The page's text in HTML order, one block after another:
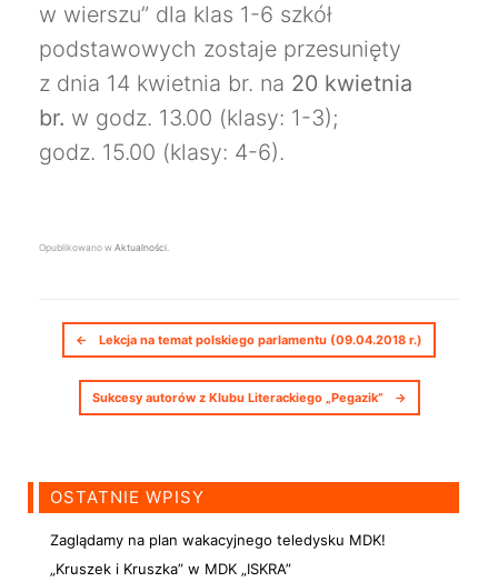
w wierszu” dla klas 1-6 szkół
podstawowych zostaje przesunięty
z dnia 14 kwietnia br. na 20 kwietnia
br. w godz. 13.00 (klasy: 1-3);
godz. 15.00 (klasy: 4-6).
Opublikowano w Aktualności
Nawigacja postów
← Lekcja na temat polskiego parlamentu (09.04.2018 r.)
Sukcesy autorów z Klubu Literackiego „Pegazik” →
OSTATNIE WPISY
Zaglądamy na plan wakacyjnego teledysku MDK!
„Kruszek i Kruszka” w MDK „ISKRA”